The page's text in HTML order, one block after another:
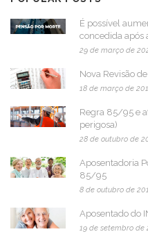
É possível
concedida após
29 de março de
Nova Revisão
18 de março de
Regra 85/95 e
perigosa)
28 de outubro de
Aposentadoria
85/95
8 de outubro de
Aposentado do
19 de setembro de